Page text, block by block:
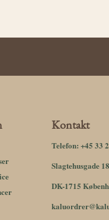
Kontakt
Telefon: +45 33
Slagtehusgade
DK-1715